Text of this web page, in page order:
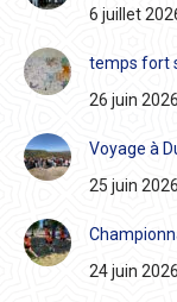
6 juillet
temps fort
26 juin 2026
Voyage à
25 juin 2026
24 juin 2026